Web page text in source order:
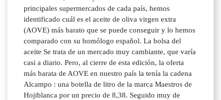
principales supermercados de cada país, hemos
identificado cuál es el aceite de oliva virgen extra
(AOVE) más barato que se puede conseguir y lo hemos
comparado con su homólogo español. La bolsa del
aceite Se trata de un mercado muy cambiante, que varía
casi a diario. Pero, al cierre de esta edición, la oferta
más barata de AOVE en nuestro país la tenía la cadena
Alcampo : una botella de litro de la marca Maestros de
Hojiblanca por un precio de 8,38. Seguido muy de